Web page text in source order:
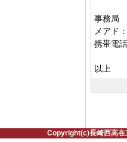
事務局
メアド：
携帯電
以上
Copyright(c)長崎西高